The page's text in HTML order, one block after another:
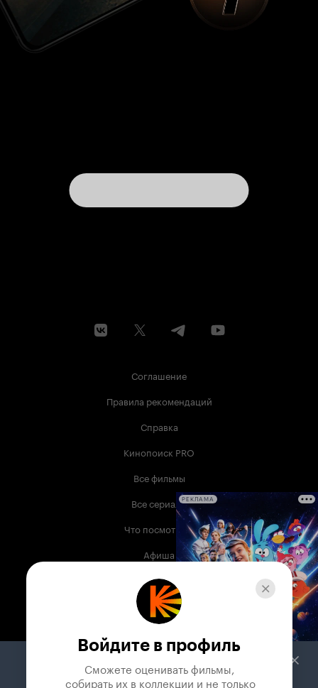
Соглашение
Правила рекомендаций
Справка
Кинопоиск PRO
Все фильмы
Все сериалы
Что посмотреть
Афиша
Музыка
Телепрограмма
Служба поддержки
РЕКЛАМА
Войдите в профиль
Сможете оценивать фильмы,
собирать их в коллекции и не только